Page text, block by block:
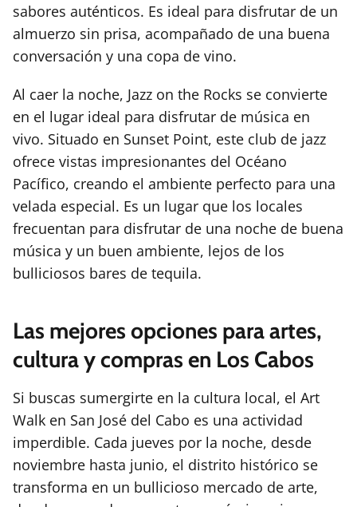
sabores auténticos. Es ideal para disfrutar de un
almuerzo sin prisa, acompañado de una buena
conversación y una copa de vino.
Al caer la noche, Jazz on the Rocks se convierte
en el lugar ideal para disfrutar de música en
vivo. Situado en Sunset Point, este club de jazz
ofrece vistas impresionantes del Océano
Pacífico, creando el ambiente perfecto para una
velada especial. Es un lugar que los locales
frecuentan para disfrutar de una noche de buena
música y un buen ambiente, lejos de los
bulliciosos bares de tequila.
Las mejores opciones para artes,
cultura y compras en Los Cabos
Si buscas sumergirte en la cultura local, el Art
Walk en San José del Cabo es una actividad
imperdible. Cada jueves por la noche, desde
noviembre hasta junio, el distrito histórico se
transforma en un bullicioso mercado de arte,